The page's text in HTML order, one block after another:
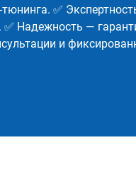
✅
Надежность —
и